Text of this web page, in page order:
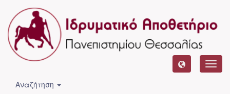
Αναζήτηση